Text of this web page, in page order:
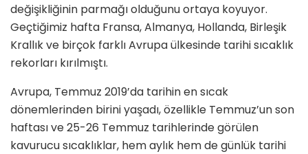
değişikliğinin parmağı olduğunu ortaya koyuyor.
Geçtiğimiz hafta Fransa, Almanya, Hollanda, Birleşik
Krallık ve birçok farklı Avrupa ülkesinde tarihi sıcaklık
rekorları kırılmıştı.
Avrupa, Temmuz 2019’da tarihin en sıcak
dönemlerinden birini yaşadı, özellikle Temmuz’un son
haftası ve 25-26 Temmuz tarihlerinde görülen
kavurucu sıcaklıklar, hem aylık hem de günlük tarihi